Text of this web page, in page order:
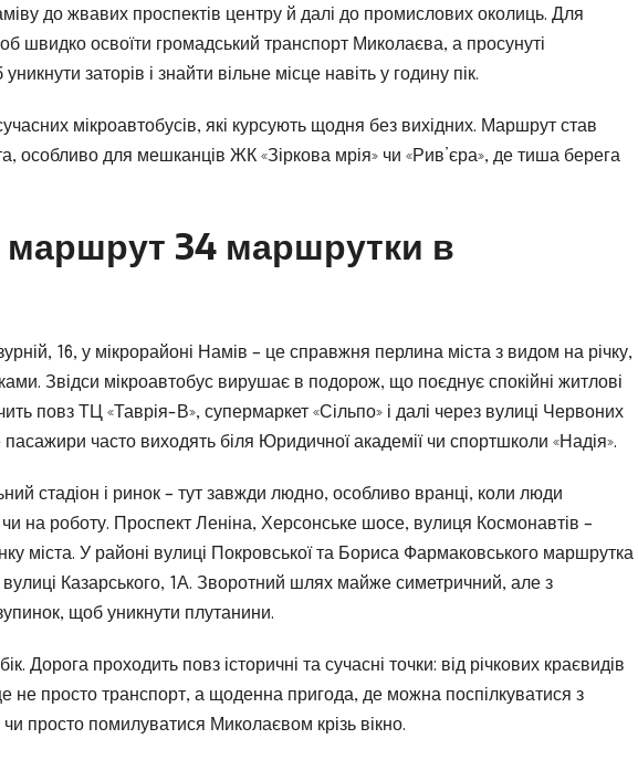
до жвавих проспектів центру й далі до промислових околиць. Для
швидко освоїти громадський транспорт Миколаєва, а просунуті
заторів і знайти вільне місце навіть у годину пік.
мікроавтобусів, які курсують щодня без вихідних. Маршрут став
особливо для мешканців ЖК «Зіркова мрія» чи «Рив’єра», де тиша берега
34 маршрутки в
16, у мікрорайоні Намів – це справжня перлина міста з видом на річку,
Звідси мікроавтобус вирушає в подорож, що поєднує спокійні житлові
повз ТЦ «Таврія-В», супермаркет «Сільпо» і далі через вулиці Червоних
часто виходять біля Юридичної академії чи спортшколи «Надія».
стадіон і ринок – тут завжди людно, особливо вранці, коли люди
на роботу. Проспект Леніна, Херсонське шосе, вулиця Космонавтів –
міста. У районі вулиці Покровської та Бориса Фармаковського маршрутка
вулиці Казарського, 1А. Зворотний шлях майже симетричний, але з
щоб уникнути плутанини.
Дорога проходить повз історичні та сучасні точки: від річкових краєвидів
не просто транспорт, а щоденна пригода, де можна поспілкуватися з
просто помилуватися Миколаєвом крізь вікно.